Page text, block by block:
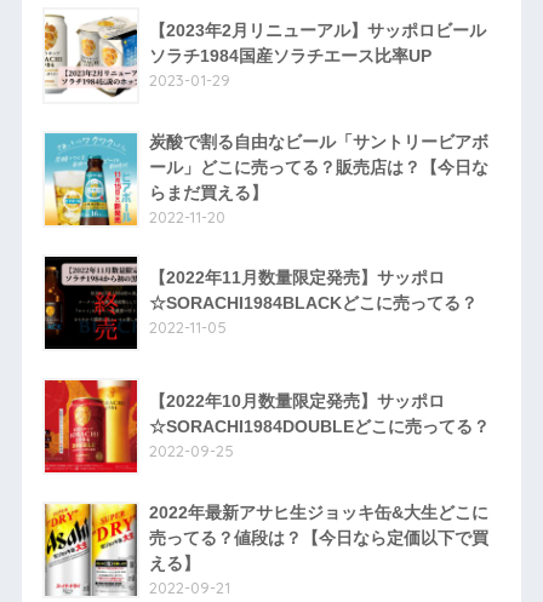
【2023年2月リニューアル】サッポロビール
ソラチ1984国産ソラチエース比率UP
2023-01-29
炭酸で割る自由なビール「サントリービアボ
ール」どこに売ってる？販売店は？【今日な
らまだ買える】
2022-11-20
【2022年11月数量限定発売】サッポロ
☆SORACHI1984BLACKどこに売ってる？
2022-11-05
【2022年10月数量限定発売】サッポロ
☆SORACHI1984DOUBLEどこに売ってる？
2022-09-25
2022年最新アサヒ生ジョッキ缶&大生どこに
売ってる？値段は？【今日なら定価以下で買
える】
2022-09-21